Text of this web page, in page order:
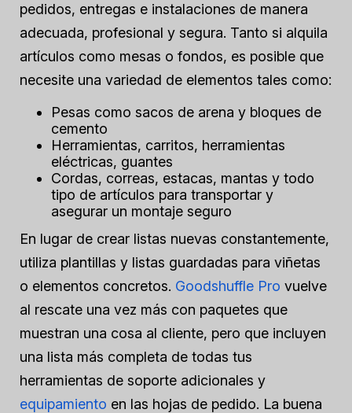
pedidos, entregas e instalaciones de manera
adecuada, profesional y segura. Tanto si alquila
artículos como mesas o fondos, es posible que
necesite una variedad de elementos tales como:
Pesas como sacos de arena y bloques de
cemento
Herramientas, carritos, herramientas
eléctricas, guantes
Cordas, correas, estacas, mantas y todo
tipo de artículos para transportar y
asegurar un montaje seguro
En lugar de crear listas nuevas constantemente,
utiliza plantillas y listas guardadas para viñetas
o elementos concretos. Goodshuffle Pro vuelve
al rescate una vez más con paquetes que
muestran una cosa al cliente, pero que incluyen
una lista más completa de todas tus
herramientas de soporte adicionales y
equipamiento en las hojas de pedido. La buena